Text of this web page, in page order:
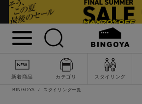
新着商品 カテゴリ スタイリング
詳細検索
BINGOYA スタイリング一覧